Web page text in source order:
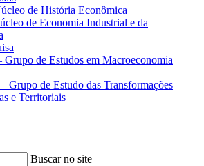
de História Econômica
de Economia Industrial e da
de Estudos em Macroeconomia
Grupo de Estudo das Transformações
e Territoriais
Buscar no site